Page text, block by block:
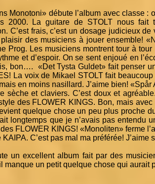
Monotoni» débute l’album avec classe :
2000. La guitare de STOLT nous fait
C’est frais, c’est un dosage judicieux
des musiciens à jouer ensemble!
Prog. Les musiciens montrent tour à
et d’espoir. On se sent enjoué en
bon…. «Det Tysta Guldet» fait penser
La voix de Mikael STOLT fait
en moins nasillard. J’aime bien!
sèche et claviers. C’est doux et
des FLOWER KINGS. Bon, mais
quelque chose un peu plus proche
longtemps que je n’avais pas entendu
FLOWER KINGS! «Monoliten» ferme
KAIPA. C’est pas mal ma préférée! J’aime
un excellent album fait par des
manque un petit quelque chose qui aurait